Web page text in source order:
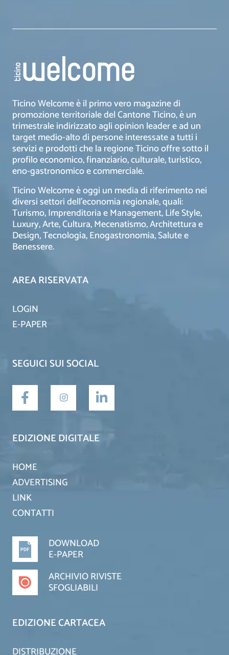
Ticino Welcome è il primo vero magazine di
promozione territoriale del Cantone Ticino, è un
trimestrale indirizzato agli opinion leader e ad un
target medio-alto di persone interessate a tutti i
servizi e prodotti che la regione Ticino offre sotto il
profilo economico, finanziario, culturale, turistico,
eno-gastronomico e commerciale.
Ticino Welcome è oggi un media di riferimento nei
diversi settori dell’economia regionale, quali:
Turismo, Imprenditoria e Management, Life Style,
Luxury, Arte, Cultura, Mecenatismo, Architettura e
Design, Tecnologia, Enogastronomia, Salute e
Benessere.
AREA RISERVATA
LOGIN
E-PAPER
SEGUICI SUI SOCIAL
EDIZIONE DIGITALE
HOME
ADVERTISING
LINK
CONTATTI
DOWNLOAD
E-PAPER
ARCHIVIO RIVISTE
SFOGLIABILI
EDIZIONE CARTACEA